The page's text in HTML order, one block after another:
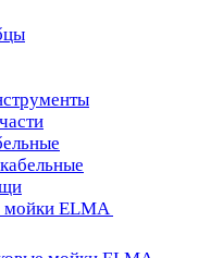
мойки ELMA